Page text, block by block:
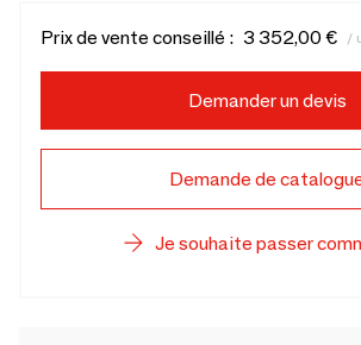
Prix de vente conseillé : 3 352,00 € /
Demander un devis
Demande de
Je souhaite passer